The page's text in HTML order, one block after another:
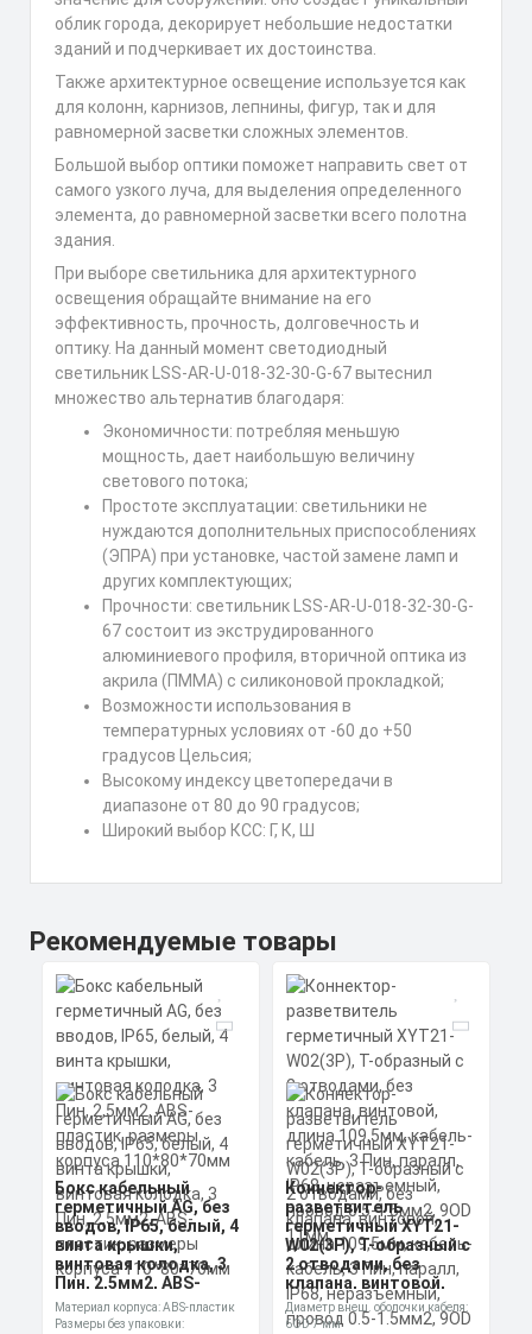
облик города, декорирует небольшие недостатки
зданий и подчеркивает их достоинства.
Также архитектурное освещение используется как
для колонн, карнизов, лепнины, фигур, так и для
равномерной засветки сложных элементов.
Большой выбор оптики поможет направить свет от
самого узкого луча, для выделения определенного
элемента, до равномерной засветки всего полотна
здания.
При выборе светильника для архитектурного
освещения обращайте внимание на его
эффективность, прочность, долговечность и
оптику. На данный момент светодиодный
светильник LSS-AR-U-018-32-30-G-67 вытеснил
множество альтернатив благодаря:
Экономичности: потребляя меньшую
мощность, дает наибольшую величину
светового потока;
Простоте эксплуатации: светильники не
нуждаются дополнительных приспособлениях
(ЭПРА) при установке, частой замене ламп и
других комплектующих;
Прочности: светильник LSS-AR-U-018-32-30-G-
67 состоит из экструдированного
алюминиевого профиля, вторичной оптика из
акрила (ПММА) с силиконовой прокладкой;
Возможности использования в
температурных условиях от -60 до +50
градусов Цельсия;
Высокому индексу цветопередачи в
диапазоне от 80 до 90 градусов;
Широкий выбор КСС: Г, К, Ш
Рекомендуемые товары
Бокс кабельный
герметичный AG, без
вводов, IP65, белый, 4
винта крышки,
винтовая колодка, 3
Пин, 2,5мм2, ABS-
пластик, размеры
корпуса 110*80*70мм
Материал корпуса: ABS-пластик
Размеры без упаковки:
Коннектор-
разветвитель
герметичный XYT21-
W02(3P), Т-образный с
2 отводами, без
клапана, винтовой,
длина 109,5мм,
кабель-кабель, 3 Пин,
Диаметр внеш. оболочки кабеля:
6OD 7 мм